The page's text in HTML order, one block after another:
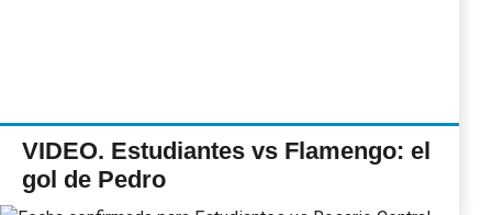
VIDEO. Estudiantes vs Flamengo: el
gol de Pedro